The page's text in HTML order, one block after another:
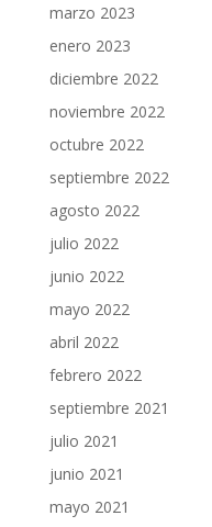
marzo 2023
enero 2023
diciembre 2022
noviembre 2022
octubre 2022
septiembre 2022
agosto 2022
julio 2022
junio 2022
mayo 2022
abril 2022
febrero 2022
septiembre 2021
julio 2021
junio 2021
mayo 2021